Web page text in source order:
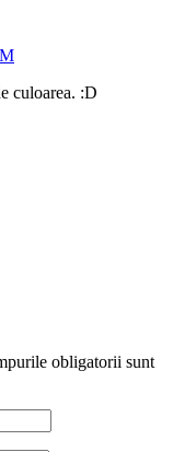
culoarea. :D
obligatorii sunt